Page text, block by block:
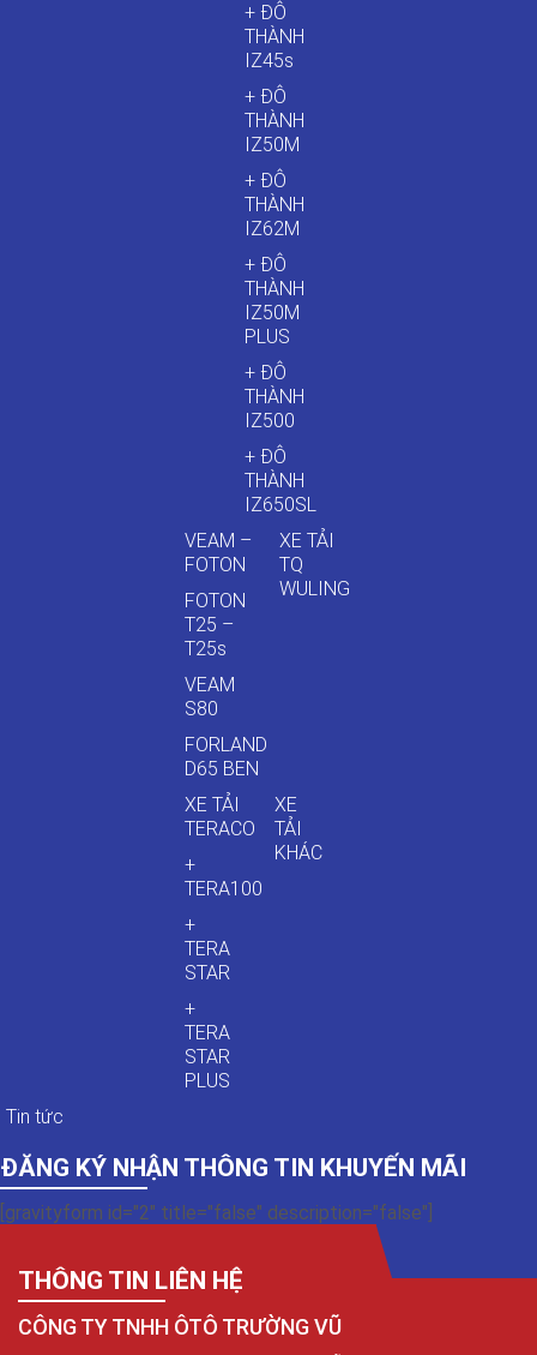
+ ĐÔ
THÀNH
IZ45s
+ ĐÔ
THÀNH
IZ50M
+ ĐÔ
THÀNH
IZ62M
+ ĐÔ
THÀNH
IZ50M
PLUS
+ ĐÔ
THÀNH
IZ500
+ ĐÔ
THÀNH
IZ650SL
VEAM –
FOTON
FOTON
T25 –
T25s
VEAM
S80
FORLAND
D65 BEN
XE TẢI
TQ
WULING
XE TẢI
TERACO
+
TERA100
+
TERA
STAR
+
TERA
STAR
PLUS
XE
TẢI
KHÁC
Tin tức
ĐĂNG KÝ NHẬN THÔNG TIN KHUYẾN MÃI
[gravityform id="2" title="false" description="false"]
THÔNG TIN LIÊN HỆ
CÔNG TY TNHH ÔTÔ TRƯỜNG VŨ